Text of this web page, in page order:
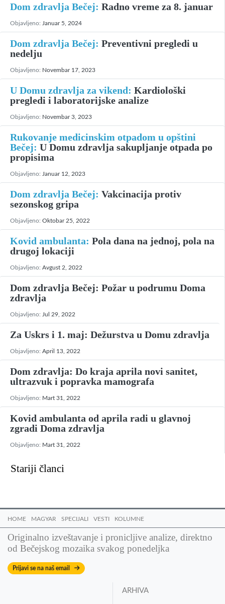
Dom zdravlja Bečej: Radno vreme za 8. januar
Objavljeno: Januar 5, 2024
Dom zdravlja Bečej: Preventivni pregledi u
nedelju
Objavljeno: Novembar 17, 2023
U Domu zdravlja za vikend: Kardiološki
pregledi i laboratorijske analize
Objavljeno: Novembar 3, 2023
Rukovanje medicinskim otpadom u opštini
Bečej: U Domu zdravlja sakupljanje otpada po
propisima
Objavljeno: Januar 12, 2023
Dom zdravlja Bečej: Vakcinacija protiv
sezonskog gripa
Objavljeno: Oktobar 25, 2022
Kovid ambulanta: Pola dana na jednoj, pola na
drugoj lokaciji
Objavljeno: Avgust 2, 2022
Dom zdravlja Bečej: Požar u podrumu Doma
zdravlja
Objavljeno: Jul 29, 2022
Za Uskrs i 1. maj: Dežurstva u Domu zdravlja
Objavljeno: April 13, 2022
Dom zdravlja: Do kraja aprila novi sanitet,
ultrazvuk i popravka mamografa
Objavljeno: Mart 31, 2022
Kovid ambulanta od aprila radi u glavnoj
zgradi Doma zdravlja
Objavljeno: Mart 31, 2022
Kretanje
Stariji članci
HOME MAGYAR SPECIJALI VESTI KOLUMNE
Originalno izveštavanje i pronicljive analize, direktno
od Bečejskog mozaika svakog ponedeljka
Prijavi se na naš email
ARHIVA